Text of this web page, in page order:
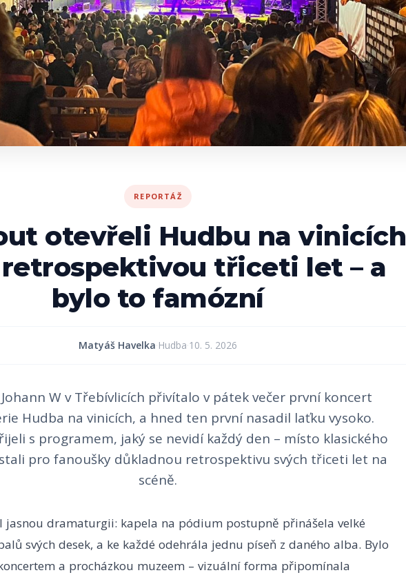
REPORTÁŽ
otevřeli Hudbu na vinicích
retrospektivou třiceti let – a
bylo to famózní
Matyáš Havelka Hudba 10. 5. 2026
W v Třebívlicích přivítalo v pátek večer první koncert
Hudba na vinicích, a hned ten první nasadil laťku vysoko.
s programem, jaký se nevidí každý den – místo klasického
pro fanoušky důkladnou retrospektivu svých třiceti let na
scéně.
jasnou dramaturgii: kapela na pódium postupně přinášela velké
svých desek, a ke každé odehrála jednu píseň z daného alba. Bylo
a procházkou muzeem – vizuální forma připomínala